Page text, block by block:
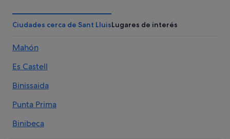
Hoteles de 5 estrellas en Sant Lluis
Hoteles históricos en Sant Lluis
Palladium hoteles en Sant Lluis
Casas rurales en Sant Lluis
Artiem Hotels en Trebeluger
Ciudades cerca de Sant LluisLugares de interés
Mahón
Es Castell
Binissaida
Punta Prima
Binibeca